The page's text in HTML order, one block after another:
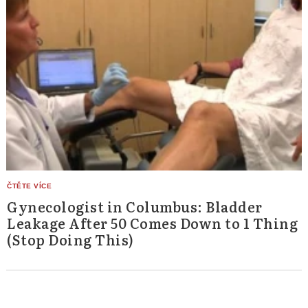
Gynecologist in Columbus: Bladder
Leakage After 50 Comes Down to 1 Thing
(Stop Doing This)